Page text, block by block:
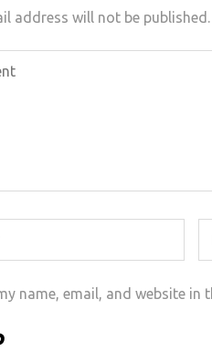
address will not be published.
name, email, and website